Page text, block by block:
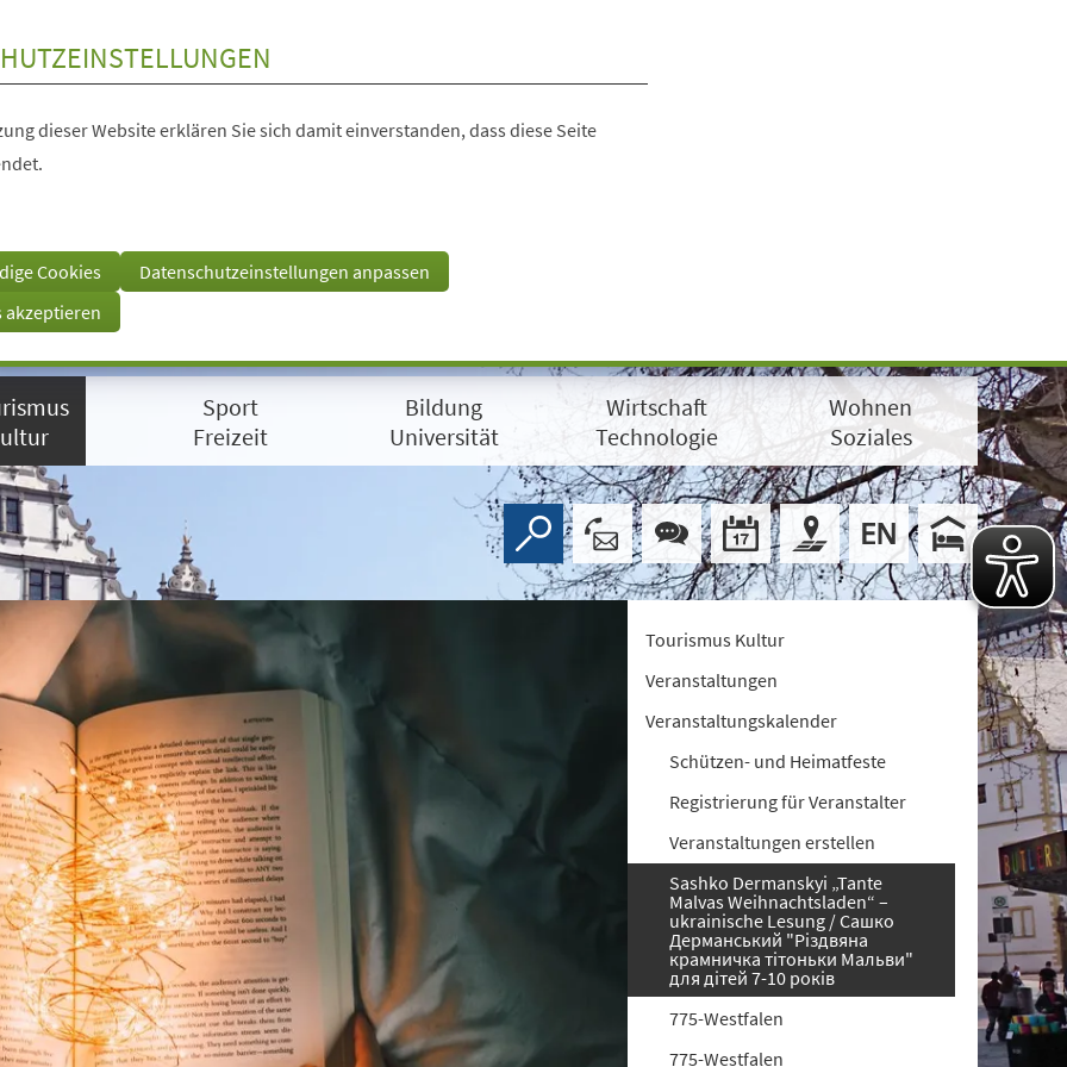
dieser Website erklären Sie sich damit einverstanden, dass diese Seite
Cookies
Datenschutzeinstellungen anpassen
akzeptieren
Sport
Freizeit
Bildung
Universität
Wirtschaft
Technologie
Wohnen
Soziales
Tourismus Kultur
Veranstaltungen
Veranstaltungskalender
Schützen- und Heimatfeste
Registrierung für Veranstalter
Veranstaltungen erstellen
Sashko Dermanskyi „Tante
Malvas Weihnachtsladen“ –
ukrainische Lesung / Сашко
Дерманський "Різдвяна
крамничка тітоньки Мальви"
для дітей 7-10 років
775-Westfalen
775-Westfalen